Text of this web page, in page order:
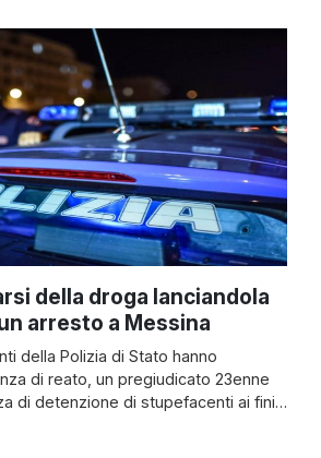
e verificare il rispetto […]
della droga lanciandola
arresto a Messina
della Polizia di Stato hanno
di reato, un pregiudicato 23enne
di detenzione di stupefacenti ai fini
sottoposto a perquisizione